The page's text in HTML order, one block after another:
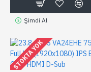
Şimdi Al
STOKTA YOK